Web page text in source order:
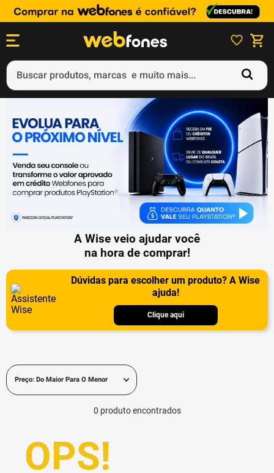
Buscar produtos, marcas e muito mais...
A Wise veio ajudar você
na hora de comprar!
Dúvidas para escolher um produto? A Wise
ajuda!
Clique aqui
Preço: Do Maior Para O Menor
0 produto
1º
ps5
3º
smartphone
4º
ps4
5